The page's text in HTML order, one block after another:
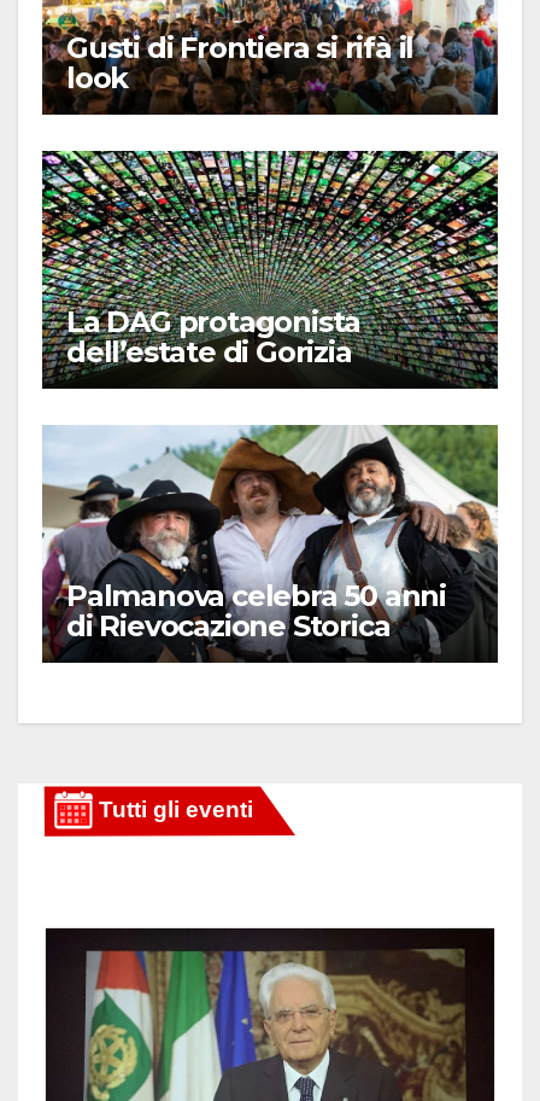
Gusti di Frontiera si rifà il
look
La DAG protagonista
dell’estate di Gorizia
Palmanova celebra 50 anni
di Rievocazione Storica